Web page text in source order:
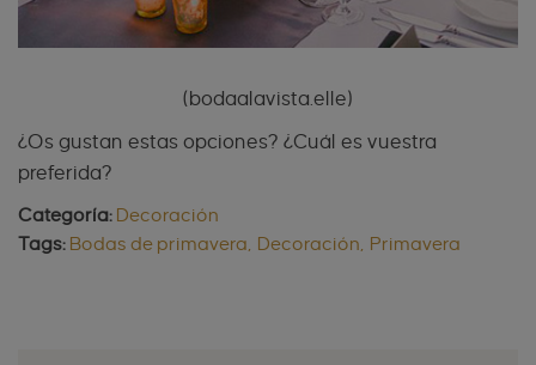
(bodaalavista.elle)
¿Os gustan estas opciones? ¿Cuál es vuestra
preferida?
Categoría: Decoración
Tags: Bodas de primavera Decoración Primavera